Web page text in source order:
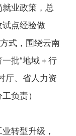
业政策，总
点经验做
式，围绕云南
批“地域＋行
厅、省人力资
负责）
转型升级，